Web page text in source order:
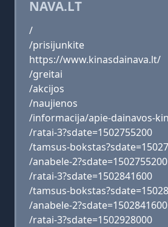
NAVA.LT
/
/prisijunkite
https://www.kinasdainava.lt/
/greitai
/akcijos
/naujienos
/informacija/apie-dainavos-
/ratai-3?sdate=1502755200
/tamsus-
/anabele-2?sdate=1502755200
/ratai-3?sdate=1502841600
/tamsus-
/anabele-2?sdate=1502841600
/ratai-3?sdate=1502928000